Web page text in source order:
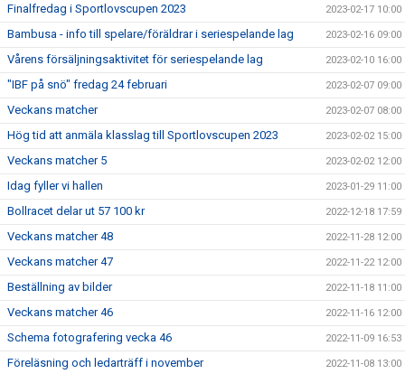
Finalfredag i Sportlovscupen 2023 2023-02-17 10:00
Bambusa - info till spelare/föräldrar i seriespelande lag 2023-02-16 09:00
Vårens försäljningsaktivitet för seriespelande lag 2023-02-10 16:00
"IBF på snö" fredag 24 februari 2023-02-07 09:00
Veckans matcher 2023-02-07 08:00
Hög tid att anmäla klasslag till Sportlovscupen 2023 2023-02-02 15:00
Veckans matcher 5 2023-02-02 12:00
Idag fyller vi hallen 2023-01-29 11:00
Bollracet delar ut 57 100 kr 2022-12-18 17:59
Veckans matcher 48 2022-11-28 12:00
Veckans matcher 47 2022-11-22 12:00
Beställning av bilder 2022-11-18 11:00
Veckans matcher 46 2022-11-16 12:00
Schema fotografering vecka 46 2022-11-09 16:53
Föreläsning och ledarträff i november 2022-11-08 13:00